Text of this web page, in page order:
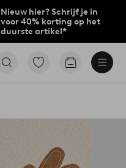
Nieuw hier? Schrijf je in
voor 40% korting op het
duurste artikel*
Ga
Go